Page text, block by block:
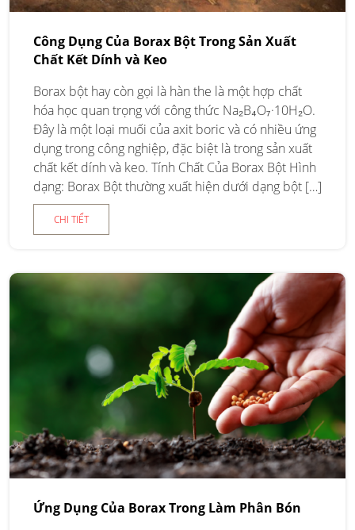
Công Dụng Của Borax Bột Trong Sản Xuất
Chất Kết Dính và Keo
Borax bột hay còn gọi là hàn the là một hợp chất
hóa học quan trọng với công thức Na₂B₄O₇·10H₂O.
Đây là một loại muối của axit boric và có nhiều ứng
dụng trong công nghiệp, đặc biệt là trong sản xuất
chất kết dính và keo. Tính Chất Của Borax Bột Hình
dạng: Borax Bột thường xuất hiện dưới dạng bột […]
CHI TIẾT
Ứng Dụng Của Borax Trong Làm Phân Bón